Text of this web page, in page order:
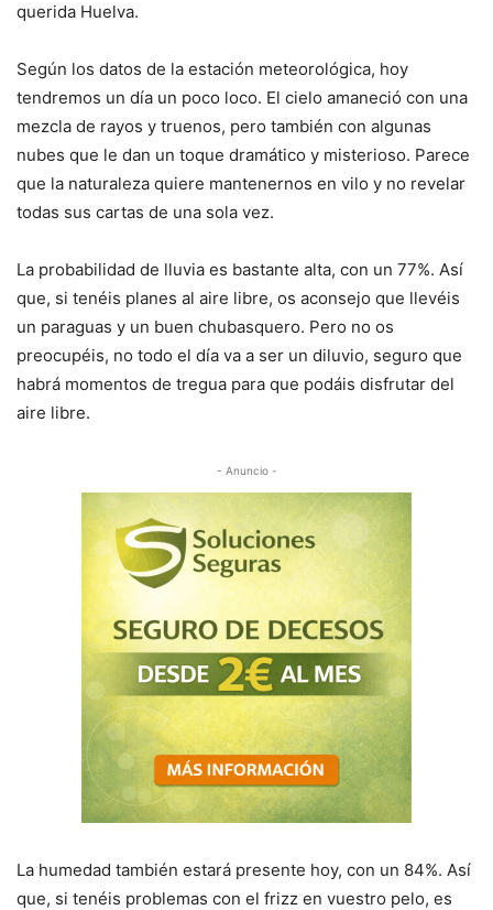
querida Huelva.
Según los datos de la estación meteorológica, hoy
tendremos un día un poco loco. El cielo amaneció con una
mezcla de rayos y truenos, pero también con algunas
nubes que le dan un toque dramático y misterioso. Parece
que la naturaleza quiere mantenernos en vilo y no revelar
todas sus cartas de una sola vez.
La probabilidad de lluvia es bastante alta, con un 77%. Así
que, si tenéis planes al aire libre, os aconsejo que llevéis
un paraguas y un buen chubasquero. Pero no os
preocupéis, no todo el día va a ser un diluvio, seguro que
habrá momentos de tregua para que podáis disfrutar del
aire libre.
- Anuncio -
La humedad también estará presente hoy, con un 84%. Así
que, si tenéis problemas con el frizz en vuestro pelo, es